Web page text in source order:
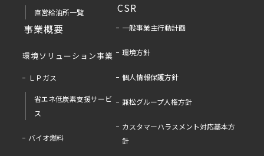
直営給油所一覧
事業概要
環境ソリューション事業
ＬＰガス
省エネ低炭素支援サービ
ス
バイオ燃料
CSR
一般事業主行動計画
環境方針
個人情報保護方針
兼松グループ人権方針
カスタマーハラスメント対応基本方
針